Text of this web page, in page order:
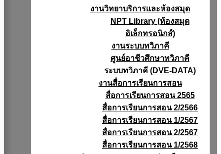
งานวิทยาบริการเเละห้องสมุด
NPT Library (ห้องสมุด
อิเล็กทรอนิกส์)
งานระบบทวิภาคี
ศูนย์อาชีวศึกษาทวิภาคี
ระบบทวิภาคี (DVE-DATA)
งานสื่อการเรียนการสอน
สื่อการเรียนการสอน 2565
สื่อการเรียนการสอน 2/2566
สื่อการเรียนการสอน 1/2567
สื่อการเรียนการสอน 2/2567
สื่อการเรียนการสอน 1/2568